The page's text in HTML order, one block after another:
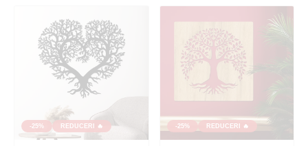
-25% REDUCERI 🔥 -25% REDUCERI 🔥